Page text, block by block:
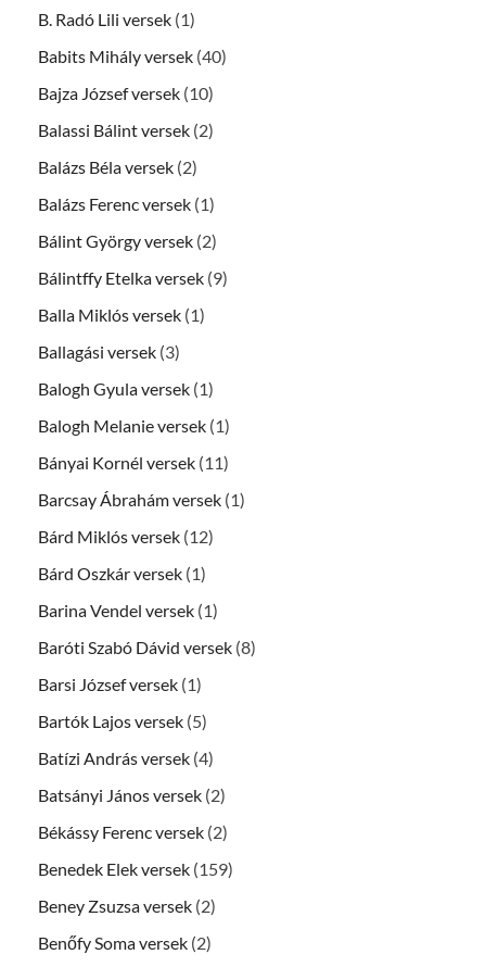
B. Radó Lili versek (1)
Babits Mihály versek (40)
Bajza József versek (10)
Balassi Bálint versek (2)
Balázs Béla versek (2)
Balázs Ferenc versek (1)
Bálint György versek (2)
Bálintffy Etelka versek (9)
Balla Miklós versek (1)
Ballagási versek (3)
Balogh Gyula versek (1)
Balogh Melanie versek (1)
Bányai Kornél versek (11)
Barcsay Ábrahám versek (1)
Bárd Miklós versek (12)
Bárd Oszkár versek (1)
Barina Vendel versek (1)
Baróti Szabó Dávid versek (8)
Barsi József versek (1)
Bartók Lajos versek (5)
Batízi András versek (4)
Batsányi János versek (2)
Békássy Ferenc versek (2)
Benedek Elek versek (159)
Beney Zsuzsa versek (2)
Benőfy Soma versek (2)